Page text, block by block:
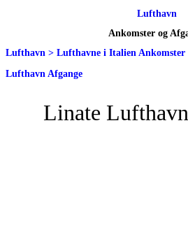
Lufthavn
Ankomster og
Lufthavn > Lufthavne i Italien Ankomster
Lufthavn Afgange
Linate